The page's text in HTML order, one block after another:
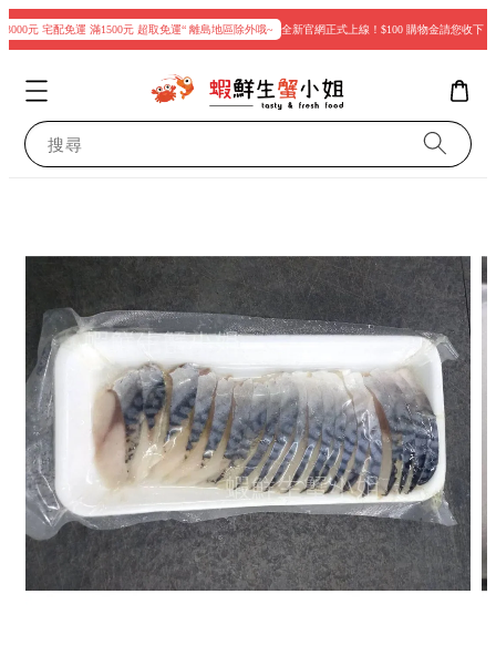
元 宅配免運 滿1500元 超取免運“ 離島地區除外哦~ 全新官網正式上線！$100 購物金請您收下
搜尋